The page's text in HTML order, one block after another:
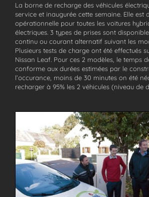
La borne de recharge des véhicules
service et inaugurée cette semaine. Elle est
opérationnelle pour toutes les voitures
électriques. 3 types de prises sont
continu ou courant alternatif suivant les
Plusieurs tests de charge ont été effectués
Nissan Leaf. Pour ces 2 modèles, le temps
conforme aux durées estimées par le
l’occurance, moins de 30 minutes on été
recharger à 95% les 2 véhicules (niveau de